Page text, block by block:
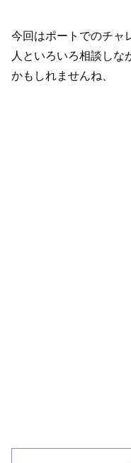
今回はポートでのチャ
人といろいろ相談しな
かもしれませんね、